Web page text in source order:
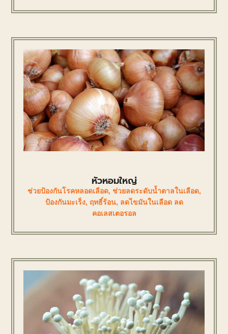
หัวหอมใหญ่
ช่วยป้องกันโรคหลอดเลือด, ช่วยลดระดับน้ำตาลในเลือด,
ป้องกันมะเร็ง, ฤทธิ์ร้อน, ลดไขมันในเลือด ลด
คอเลสเตอรอล